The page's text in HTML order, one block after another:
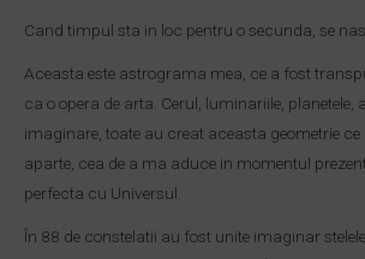
Cand timpul sta in loc pentru o secunda, se
Aceasta este astrograma mea, ce a fost
ca o opera de arta. Cerul, luminariile, planetele,
imaginare, toate au creat aceasta geometrie
aparte, cea de a ma aduce in momentul
perfecta cu Universul.
În 88 de constelatii au fost unite imaginar